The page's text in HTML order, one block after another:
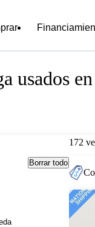
usados
Borrar todo
172